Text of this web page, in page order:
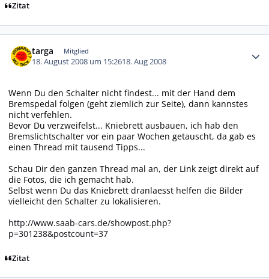
Zitat
targa Mitglied
18. August 2008 um 15:2618. Aug 2008
Wenn Du den Schalter nicht findest... mit der Hand dem
Bremspedal folgen (geht ziemlich zur Seite), dann kannstes
nicht verfehlen.
Bevor Du verzweifelst... Kniebrett ausbauen, ich hab den
Bremslichtschalter vor ein paar Wochen getauscht, da gab es
einen Thread mit tausend Tipps...
Schau Dir den ganzen Thread mal an, der Link zeigt direkt auf
die Fotos, die ich gemacht hab.
Selbst wenn Du das Kniebrett dranlaesst helfen die Bilder
vielleicht den Schalter zu lokalisieren.
http://www.saab-cars.de/showpost.php?
p=301238&postcount=37
Zitat